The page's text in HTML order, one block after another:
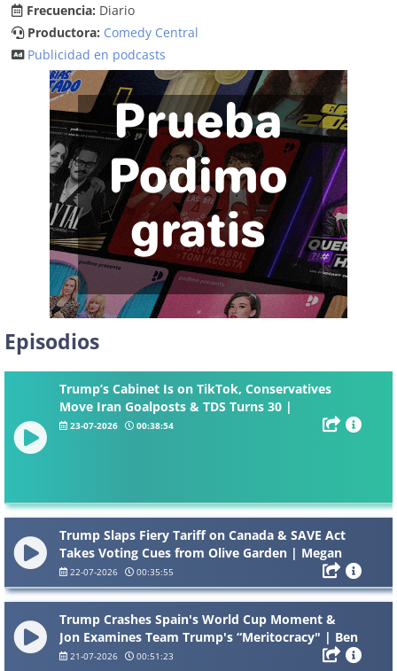
Frecuencia: Diario
Productora: Comedy Central
Publicidad en podcasts
Episodios
Trump’s Cabinet Is on TikTok, Conservatives
Move Iran Goalposts & TDS Turns 30 |
23-07-2026 00:38:54
Trump Slaps Fiery Tariff on Canada & SAVE Act
Takes Voting Cues from Olive Garden | Megan
Rapinoe
22-07-2026 00:35:55
Trump Crashes Spain's World Cup Moment &
Jon Examines Team Trump's “Meritocracy" | Ben
Wikler
21-07-2026 00:51:23